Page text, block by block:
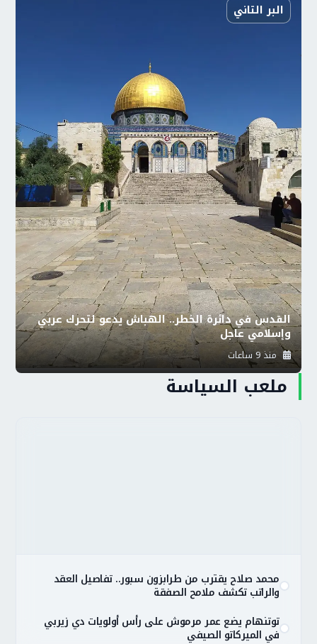
البر التاني
القدس في دائرة الخطر.. الهباش يدعو لتحرك عربي
وإسلامي عاجل
منذ 9 ساعات
ملعب السياسة
محمد صلاح يقترب من طرابزون سبور.. تفاصيل العقد
والراتب تكشف ملامح الصفقة
توتنهام يضع عمر مرموش على رأس أولويات دي زيربي
في الميركاتو الصيفي